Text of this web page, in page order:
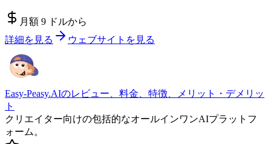
月額 9 ドルから
詳細を見る
ウェブサイトを見る
Easy-Peasy.AIのレビュー、料金、特徴、メリット・デメリッ
ト
クリエイター向けの包括的なオールインワンAIプラットフ
ォーム。